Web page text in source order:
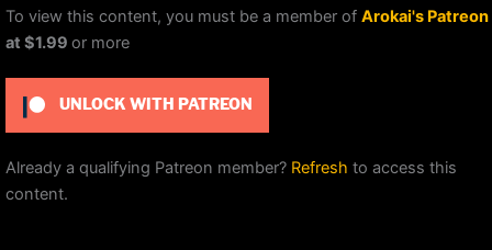
To view this content, you must be a member of Arokai's Patreon
at $1.99 or more
UNLOCK WITH PATREON
Already a qualifying Patreon member? Refresh to access this
content.